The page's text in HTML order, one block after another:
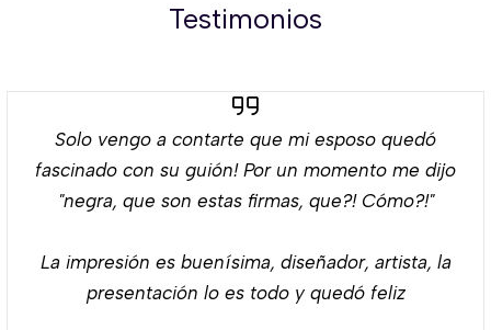
Testimonios
Solo vengo a contarte que mi esposo quedó
fascinado con su guión! Por un momento me dijo
"negra, que son estas firmas, que?! Cómo?!"
La impresión es buenísima, diseñador, artista, la
presentación lo es todo y quedó feliz